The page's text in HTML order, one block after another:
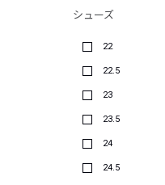
シューズ
22
22.5
23
23.5
24
24.5